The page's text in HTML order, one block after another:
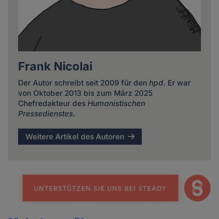
Frank Nicolai
Der Autor schreibt seit 2009 für den hpd. Er war
von Oktober 2013 bis zum März 2025
Chefredakteur des Humanistischen
Pressedienstes.
Weitere Artikel des Autoren